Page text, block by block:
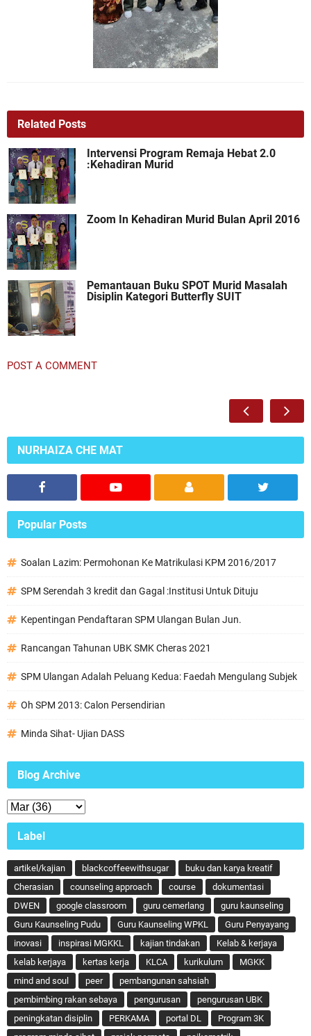
Related Posts
Intervensi Program Remaja Hebat 2.0
:Kehadiran Murid
Zoom In Kehadiran Murid Bulan April 2016
Pemantauan Buku SPOT Murid Masalah
Disiplin Kategori Butterfly SUIT
POST A COMMENT
NURHAIZA CHE MAT
Popular Posts
Soalan Lazim: Permohonan Ke Matrikulasi KPM 2016/2017
SPM Serendah 3 kredit dan Gagal :Institusi Untuk Dituju
Kepentingan Pendaftaran SPM Ulangan Bulan Jun.
Rancangan Tahunan UBK SMK Cheras 2021
SPM Ulangan Adalah Peluang Kedua: Faedah Mengulang Subjek
Oh SPM 2013: Calon Persendirian
Minda Sihat- Ujian DASS
Blog Archive
Label
artikel/kajian blackcoffeewithsugar
buku dan karya kreatif
Cherasian
counseling approach course
dokumentasi
DWEN
google classroom guru cemerlang
guru kaunseling
Guru Kaunseling Pudu
Guru Kaunseling WPKL
Guru Penyayang
inovasi
inspirasi MGKKL kajian tindakan
Kelab & kerjaya
kelab kerjaya
kertas kerja KLCA kurikulum
MGKK
mind and soul
peer
pembangunan sahsiah
pembimbing rakan sebaya
pengurusan
pengurusan UBK
peningkatan disiplin
PERKAMA portal DL
Program 3K